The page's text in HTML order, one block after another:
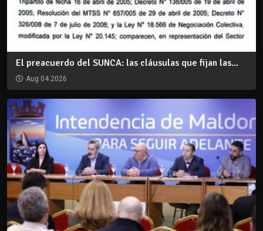
El preacuerdo del SUNCA: las cláusulas que fijan las...
Aug 04 2026